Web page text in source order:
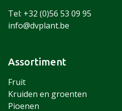
Tel: +32 (0)56 53 09 95
info@dvplant.be
Assortiment
Fruit
Kruiden en groenten
Pioenen